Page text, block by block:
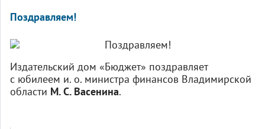
Поздравляем!
Издательский дом «Бюджет» поздравляет
с юбилеем и. о. министра финансов Владимирской
области М. С. Васенина.